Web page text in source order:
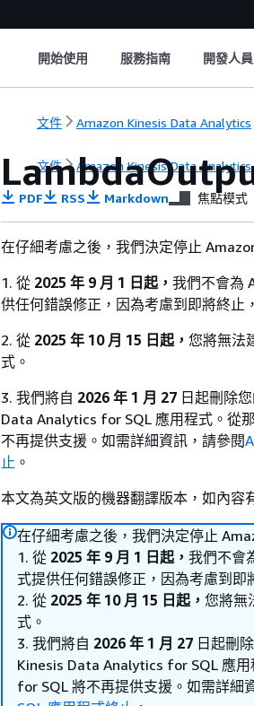
開始使用 服務指南 開發人
文件 Amazon Kinesis Data Analytics
文件 Amazon Kinesis Data Analytics
PDF RSS Markdown 焦點模式
在仔細考慮之後，我們決定停止
1. 從 2025 年 9 月 1 日起， 我們不會為
供任何錯誤修正，因為考慮到即將終止
2. 從 2025 年 10 月 15 日起， 您將無法
式。
3. 我們將自 2026 年 1 月 27 日起刪除
Data Analytics for SQL 應用程式。從
不再提供支援。如需詳細資訊，請參閱
止 。
本文為英文版的機器翻譯版本，如內容
在仔細考慮之後，我們決定停止
1. 從 2025 年 9 月 1 日起， 我們不會
式提供任何錯誤修正，因為考慮到即
2. 從 2025 年 10 月 15 日起， 您將無
式。
3. 我們將自 2026 年 1 月 27 日起刪
Kinesis Data Analytics for SQL 應
for SQL 將不再提供支援。如需詳細